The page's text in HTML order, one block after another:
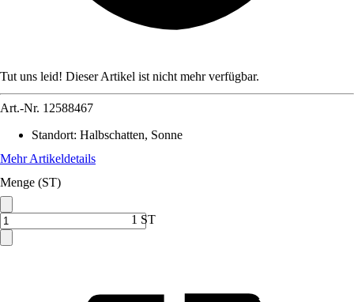
Tut uns leid! Dieser Artikel ist nicht mehr verfügbar.
Art.-Nr. 12588467
Standort: Halbschatten, Sonne
Mehr Artikeldetails
Menge (ST)
1 ST